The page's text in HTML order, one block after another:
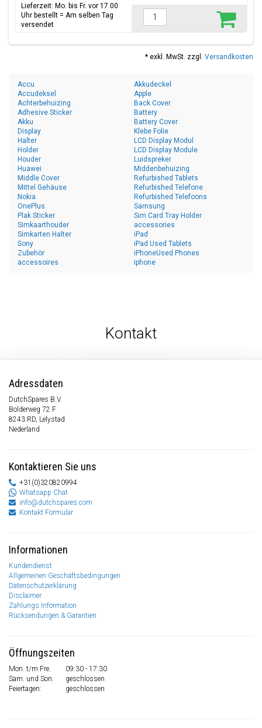
Lieferzeit: Mo. bis Fr. vor 17.00
Uhr bestellt = Am selben Tag
versendet
* exkl. MwSt. zzgl. Versandkosten
Accu
Accudeksel
Achterbehuizing
Adhesive Sticker
Akku
Akkudeckel
Apple
Back Cover
Battery
Battery Cover
Display
Halter
Holder
Houder
Huawei
Klebe Folie
LCD Display Modul
LCD Display Module
Luidspreker
Middenbehuizing
Middle Cover
Mittel Gehäuse
Nokia
OnePlus
Plak Sticker
Refurbished Tablets
Refurbished Telefone
Refurbished Telefoons
Samsung
Sim Card Tray Holder
Simkaarthouder
Simkarten Halter
Sony
Zubehör
accessoires
accessories
iPad
iPad Used Tablets
iPhoneUsed Phones
iphone
Kontakt
Adressdaten
DutchSpares B.V.
Bolderweg 72 F
8243 RD, Lelystad
Nederland
Kontaktieren Sie uns
+31(0)320820994
Whatsapp Chat
info@dutchspares.com
Kontakt Formular
Informationen
Kundendienst
Allgemeinen Geschäftsbedingungen
Datenschutzerklärung
Disclaimer
Zahlungs Information
Rücksendungen & Garantien
Öffnungszeiten
Mon. t/m Fre.
09:30 - 17:30
Sam. und Son.
geschlossen
Feiertagen:
geschlossen